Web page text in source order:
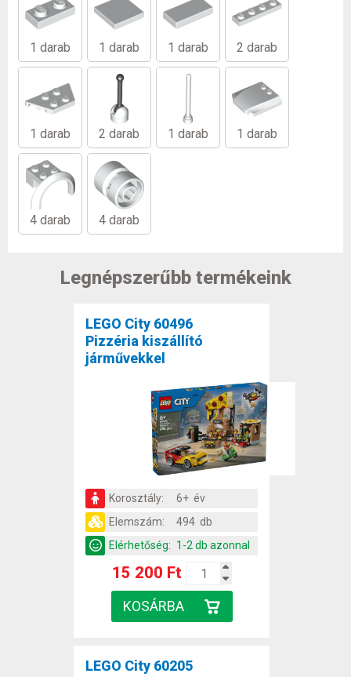
1 darab 1 darab 1 darab 2 darab
1 darab 2 darab 1 darab 1 darab
4 darab 4 darab
Legnépszerűbb termékeink
LEGO City 60496
Pizzéria kiszállító
járművekkel
Korosztály:
6+ év
Elemszám:
494 db
Elérhetőség: 1-2 db azonnal
15 200 Ft
LEGO City 60205